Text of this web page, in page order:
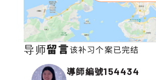
导师留言该补习个案已完结
導師編號154434